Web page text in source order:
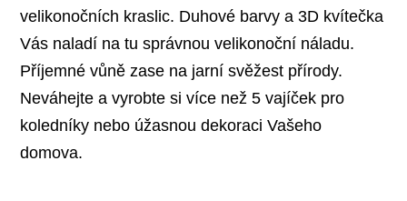
velikonočních kraslic. Duhové barvy a 3D kvítečka
Vás naladí na tu správnou velikonoční náladu.
Příjemné vůně zase na jarní svěžest přírody.
Neváhejte a vyrobte si více než 5 vajíček pro
koledníky nebo úžasnou dekoraci Vašeho
domova.